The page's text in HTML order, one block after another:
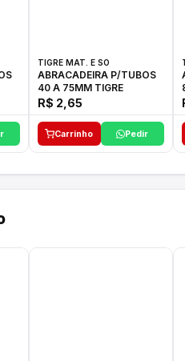
TIGRE MAT. E SO
ABRACADEIRA P/TUBOS
40 A 75MM TIGRE
R$ 2,65
Carrinho Pedir